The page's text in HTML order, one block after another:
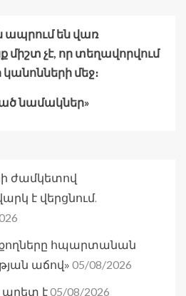
են վառ
միշտ չէ, որ տեղավորվում
մեջ։
նամակներ»
ժամկետով
է վերցնում.
հպարտանան
աճով» 05/08/2026
աղետ է05/08/2026